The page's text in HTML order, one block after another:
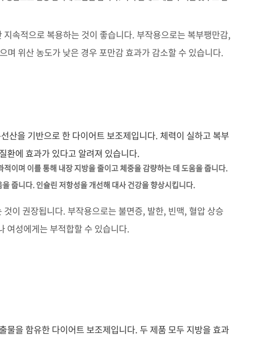
속적으로 복용하는 것이 좋습니다. 부작용으로는 복부팽만감,
며 위산 농도가 낮은 경우 포만감 효과가 감소할 수 있습니다.
산을 기반으로 한 다이어트 보조제입니다. 체력이 실하고 복부
환에 효과가 있다고 알려져 있습니다.
이며 이를 통해 내장 지방을 줄이고 체중을 감량하는 데 도움을 줍니다.
줍니다. 인슐린 저항성을 개선해 대사 건강을 향상시킵니다.
이 권장됩니다. 부작용으로는 불면증, 발한, 빈맥, 혈압 상승
여성에게는 부적합할 수 있습니다.
물을 함유한 다이어트 보조제입니다. 두 제품 모두 지방을 효과